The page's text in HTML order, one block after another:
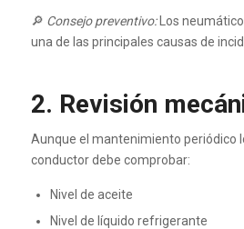
🔎 Consejo preventivo:Los
una de las principales causas de
2. Revisión
Aunque el mantenimiento periódico
conductor debe comprobar:
Nivel de aceite
Nivel de líquido refrigerante